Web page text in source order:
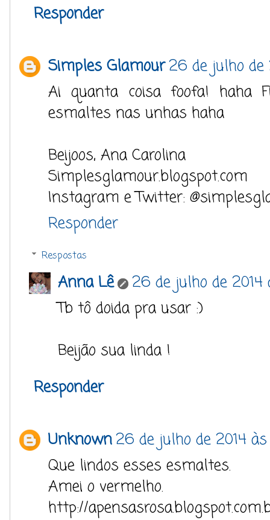
Responder
Simples Glamour26 de julho de
Ai quanta coisa foofa! haha
esmaltes nas unhas haha
Beijoos, Ana Carolina
Simplesglamour.blogspot.com
Instagram e Twitter:
Responder
Respostas
Anna Lê
26 de julho de 2014
Tb tô doida pra usar :)
Beijão sua linda !
Responder
Unknown26 de julho de 2014 às
Que lindos esses esmaltes.
Amei o vermelho.
http://